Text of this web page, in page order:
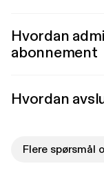
Hvordan
abonnement
Hvordan
Flere spørsmål